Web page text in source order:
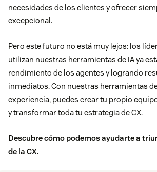
necesidades de los clientes y ofrecer
excepcional.
Pero este futuro no está muy lejos: los
utilizan nuestras herramientas de IA ya
rendimiento de los agentes y logrando
inmediatos. Con nuestras herramientas
experiencia, puedes crear tu propio
y transformar toda tu estrategia de CX.
Descubre cómo podemos ayudarte a
de la CX.